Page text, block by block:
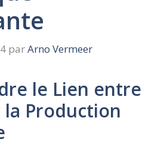
parArno Vermeer
le Lien entre
Production